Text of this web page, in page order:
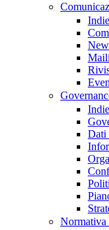
Dati
Normativa